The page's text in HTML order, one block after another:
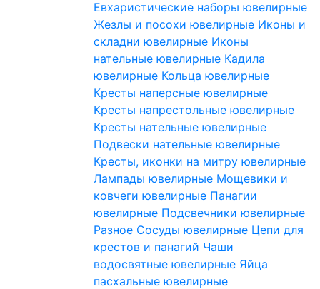
Евхаристические наборы ювелирные
Жезлы и посохи ювелирные Иконы и
складни ювелирные Иконы
нательные ювелирные Кадила
ювелирные Кольца ювелирные
Кресты наперсные ювелирные
Кресты напрестольные ювелирные
Кресты нательные ювелирные
Подвески нательные ювелирные
Кресты, иконки на митру ювелирные
Лампады ювелирные Мощевики и
ковчеги ювелирные Панагии
ювелирные Подсвечники ювелирные
Разное Сосуды ювелирные Цепи для
крестов и панагий Чаши
водосвятные ювелирные Яйца
пасхальные ювелирные